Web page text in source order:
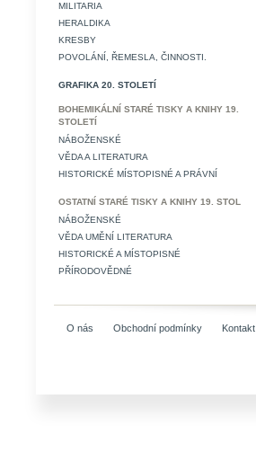
MILITARIA
HERALDIKA
KRESBY
POVOLÁNÍ, ŘEMESLA, ČINNOSTI.
GRAFIKA 20. STOLETÍ
BOHEMIKÁLNÍ STARÉ TISKY A KNIHY 19.
STOLETÍ
NÁBOŽENSKÉ
VĚDA A LITERATURA
HISTORICKÉ MÍSTOPISNÉ A PRÁVNÍ
OSTATNÍ STARÉ TISKY A KNIHY 19. STOL
NÁBOŽENSKÉ
VĚDA UMĚNÍ LITERATURA
HISTORICKÉ A MÍSTOPISNÉ
PŘÍRODOVĚDNÉ
O nás Obchodní podmínky Kontakt